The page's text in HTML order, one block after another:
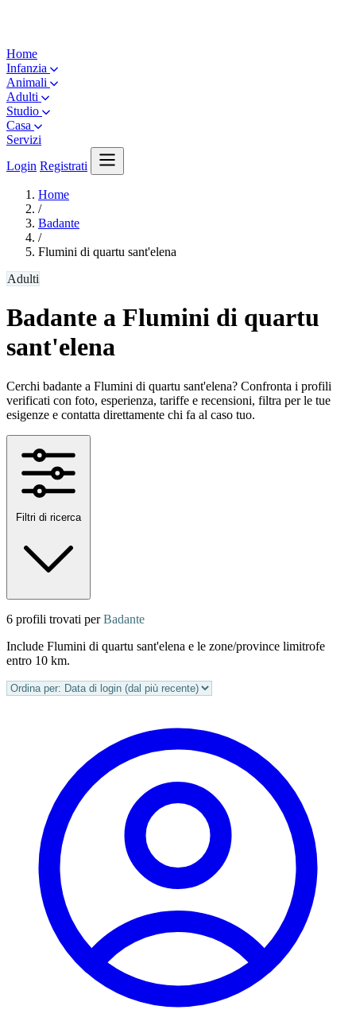
Home
Infanzia
Animali
Adulti
Studio
Casa
Servizi
Login Registrati
Home
/
Badante
/
Flumini di quartu sant'elena
Adulti
Badante a Flumini di quartu
sant'elena
Cerchi badante a Flumini di quartu sant'elena? Confronta i profili
verificati con foto, esperienza, tariffe e recensioni, filtra per le tue
esigenze e contatta direttamente chi fa al caso tuo.
Filtri di ricerca
6 profili trovati perBadante
Include Flumini di quartu sant'elena e le zone/province limitrofe
entro 10 km.